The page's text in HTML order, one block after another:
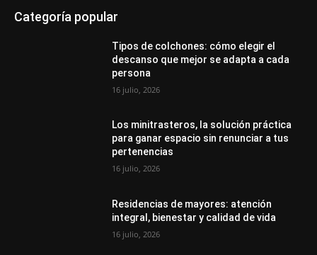
Categoría popular
Tipos de colchones: cómo elegir el
descanso que mejor se adapta a cada
persona
16 julio, 2026
Los minitrasteros, la solución práctica
para ganar espacio sin renunciar a tus
pertenencias
16 julio, 2026
Residencias de mayores: atención
integral, bienestar y calidad de vida
16 julio, 2026